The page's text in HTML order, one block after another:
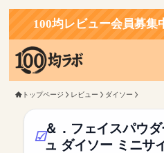
均レビュー会員募集中！お
トップページ レビュー ダイソー
＆．フェイスパウ
ュ ダイソー ミニサ